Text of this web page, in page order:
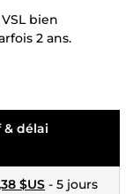
bien
2 ans.
& délai
$US - 5 jours